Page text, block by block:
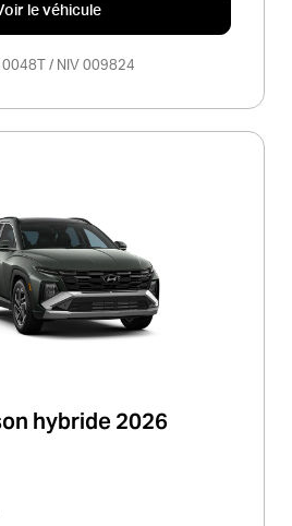
le véhicule
/ NIV 009824
hybride 2026